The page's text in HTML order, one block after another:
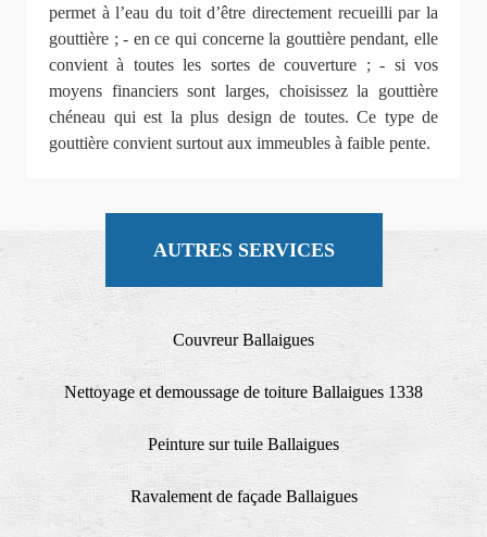
permet à l’eau du toit d’être directement recueilli par la
gouttière ; - en ce qui concerne la gouttière pendant, elle
convient à toutes les sortes de couverture ; - si vos
moyens financiers sont larges, choisissez la gouttière
chéneau qui est la plus design de toutes. Ce type de
gouttière convient surtout aux immeubles à faible pente.
AUTRES SERVICES
Couvreur Ballaigues
Nettoyage et demoussage de toiture Ballaigues 1338
Peinture sur tuile Ballaigues
Ravalement de façade Ballaigues